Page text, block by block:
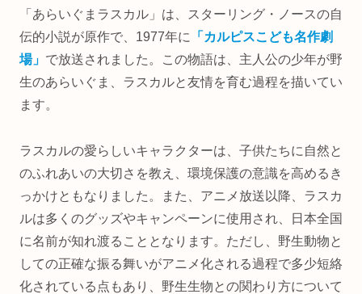
「あらいぐまラスカル」は、スターリング・ノースの自
伝的小説が原作で、1977年に
「カルピスこども名作劇
場」 で放送されました。この物語は、主人公の少年が野
生のあらいぐま、ラスカルと友情を育む過程を描いてい
ます。
ラスカルの愛らしいキャラクターは、子供たちに自然と
のふれあいの大切さを教え、環境保護の意識を高めるき
っかけともなりました。また、アニメ放送以降、ラスカ
ルは多くのグッズやキャンペーンに使用され、日本全国
に名前が知れ渡ることとなります。ただし、野生動物と
しての正確な振る舞いがアニメ化される過程で多少短絡
化されている点もあり、野生生物との関わり方について